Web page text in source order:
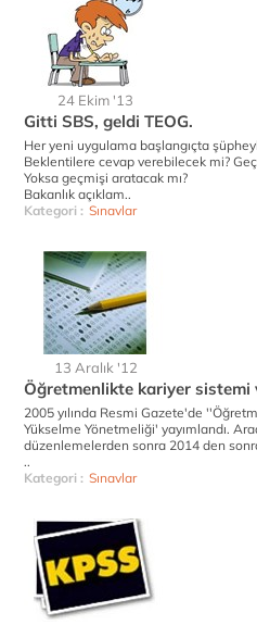
24 Ekim '13
Gitti SBS, geldi TEOG.
Her yeni uygulama başlangıçta
Beklentilere cevap verebilecek mi?
Yoksa geçmişi aratacak mı?
Bakanlık açıklam..
Kategori : Sınavlar
13 Aralık '12
Öğretmenlikte kariyer sistemi
2005 yılında Resmi Gazete'de
Yükselme Yönetmeliği' yayımlandı.
düzenlemelerden sonra 2014 den
..
Kategori : Sınavlar